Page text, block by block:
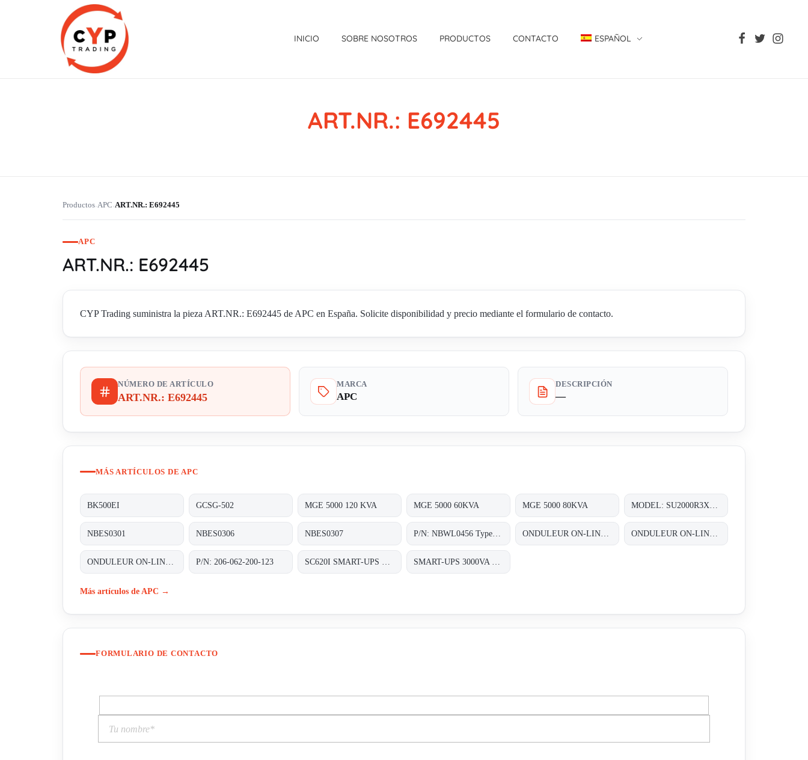
INICIO SOBRE NOSOTROS PRODUCTOS CONTACTO ESPAÑOL
ART.NR.: E692445
Productos›APC›ART.NR.: E692445
APC
ART.NR.: E692445
CYP Trading suministra la pieza ART.NR.: E692445 de APC en España. Solicite disponibilidad y precio mediante el formulario de contacto.
NÚMERO DE ARTÍCULO
ART.NR.: E692445
MARCA
APC
DESCRIPCIÓN
—
MÁS ARTÍCULOS DE APC
BK500EI GCSG-502 MGE 5000 120 KVA MGE 5000 60KVA MGE 5000 80KVA
NBES0301 NBES0306 NBES0307
P/N: 206-062-200-123
Más artículos de APC →
FORMULARIO DE CONTACTO